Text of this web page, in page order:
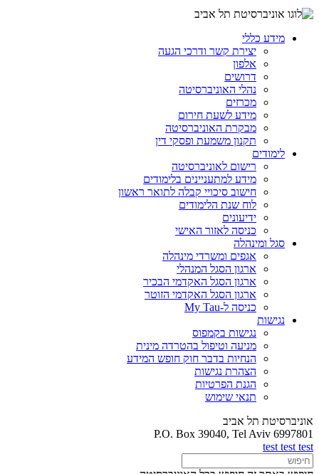
מידע כללי
יצירת קשר ודרכי הגעה
אלפון
דרושים
נהלי האוניברסיטה
מכרזים
מידע לשעת חירום
מבקרת האוניברסיטה
תקנון משמעת ופסקי דין
לימודים
רישום לאוניברסיטה
מידע למתעניינים בלימודים
חישוב סיכויי קבלה לתואר ראשון
לוח שנת הלימודים
ידיעונים
כניסה לאזור האישי
סגל ומינהלה
אגפים ומשרדי מינהלה
ארגון הסגל המנהלי
ארגון הסגל האקדמי הבכיר
ארגון הסגל האקדמי הזוטר
כניסה ל-My Tau
נגישות
נגישות בקמפוס
מניעה וטיפול בהטרדה מינית
הנחיות בדבר חוק חופש המידע
הצהרת נגישות
הגנת הפרטיות
תנאי שימוש
אוניברסיטת תל אביב
P.O. Box 39040, Tel Aviv 6997801
test test test